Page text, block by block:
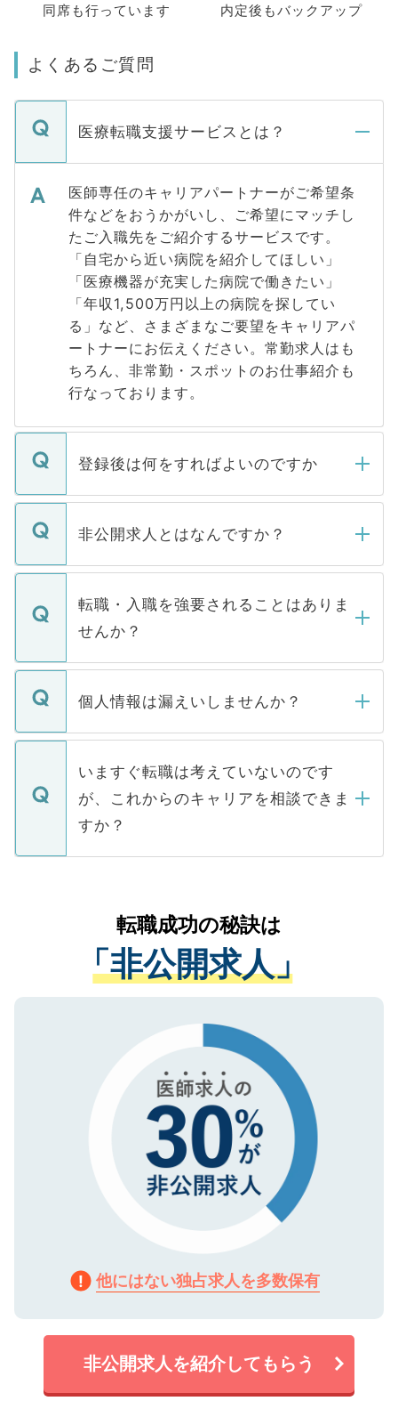
同席も行っています
内定後もバックアップ
よくあるご質問
医療転職支援サービスとは？
医師専任のキャリアパートナーがご希望条
件などをおうかがいし、ご希望にマッチし
たご入職先をご紹介するサービスです。
「自宅から近い病院を紹介してほしい」
「医療機器が充実した病院で働きたい」
「年収1,500万円以上の病院を探してい
る」など、さまざまなご要望をキャリアパ
ートナーにお伝えください。常勤求人はも
ちろん、非常勤・スポットのお仕事紹介も
行なっております。
登録後は何をすればよいのですか
ご登録いただきましたら、弊社担当者がご
登録内容を確認し、その後メールもしくは
ます。通常、5営業日以内にはご連絡をせて
いただきますので、しばらくお待ちくださ
い。
非公開求人とはなんですか？
マイナビDOCTORで取り扱っている求人の
うち約3割は、Webサイトからご覧いただ
けない「非公開求人」です。非公開求人は
下記の理由によって、一般には公開してい
ません。
■応募殺到を避けるため 人気のある医療機
関を公にしてしまうと、応募が殺到する場
に、医療機関が求める条件に合った人材の
みを人材紹介会社に依頼するケースが増え
ています。
転職・入職を強要されることはありま
せんか？
転職・入職を強要することは一切ありませ
ん。また、仮に応募先から内定をいただい
定を承諾する必要はありません。内定先へ
の辞退の連絡はキャリアパートナーが行い
ますので、ご安心ください。
個人情報は漏えいしませんか？
個人情報が漏えいすることはありませんの
で、ご安心ください。当サイトからの登録
などで収集したご登録者様の個人情報は、
ご本人のキャリアアップおよび転職活動の
支援を目的に使用いたします。お預かりし
ているすべての個人データはご本人の許可
は、個人情報の取り扱いについての厳密な
管理基準を満たした事業者のみに付与され
る、プライバシーマークを取得済みです。
ご登録いただいた個人情報は、SSL（デー
で、機密保持に関してもご安心ください。
いますぐ転職は考えていないのです
が、これからのキャリアを相談できま
すか？
かがいして、現在の医療機関の状況や紹介
経験をまじえながら、適切なアドバイスを
させていただきます。すぐにご転職をされ
ない方には、長期的なサポートが可能です
ので、まずはご登録ください。
転職成功の秘訣は
「非公開求人」
他にはない独占求人を多数保有
非公開求人を紹介してもらう